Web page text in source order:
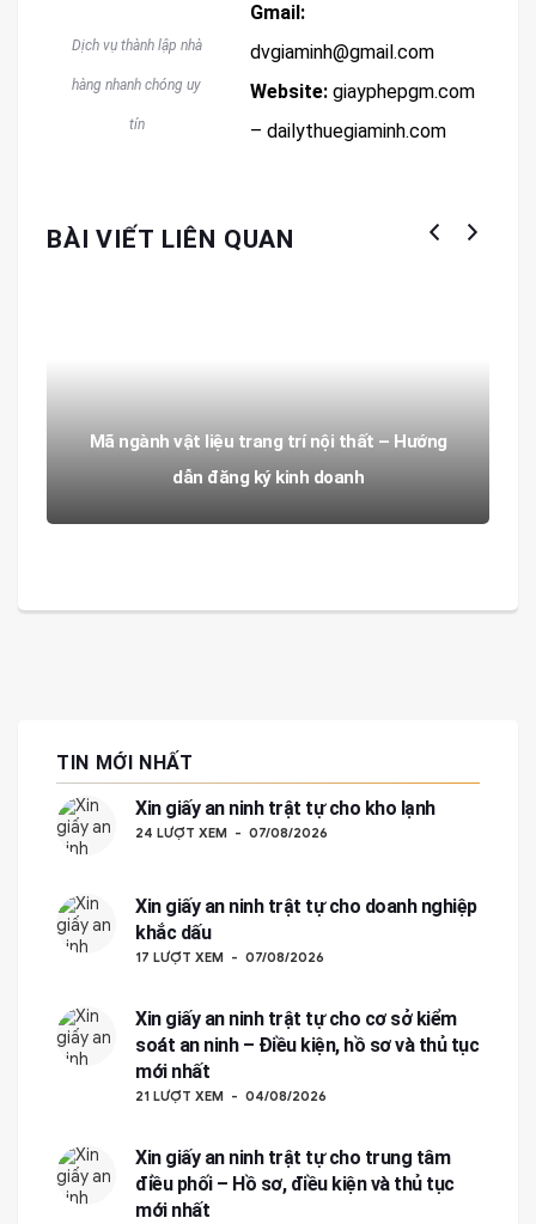
Dịch vụ thành lập nhà
hàng nhanh chóng uy
tín
Gmail:
dvgiaminh@gmail.com
Website: giayphepgm.com
– dailythuegiaminh.com
BÀI VIẾT LIÊN QUAN
Mã ngành vật liệu trang trí nội thất – Hướng
dẫn đăng ký kinh doanh
TIN MỚI NHẤT
Xin giấy an ninh trật tự cho kho lạnh
24 LƯỢT XEM 07/08/2026
Xin giấy an ninh trật tự cho doanh nghiệp
khắc dấu
17 LƯỢT XEM 07/08/2026
Xin giấy an ninh trật tự cho cơ sở kiểm
soát an ninh – Điều kiện, hồ sơ và thủ tục
mới nhất
21 LƯỢT XEM 04/08/2026
Xin giấy an ninh trật tự cho trung tâm
điều phối – Hồ sơ, điều kiện và thủ tục
mới nhất